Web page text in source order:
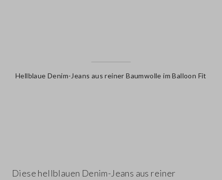
Hellblaue Denim-Jeans aus reiner Baumwolle im Balloon Fit
Diese hellblauen Denim-Jeans aus reiner